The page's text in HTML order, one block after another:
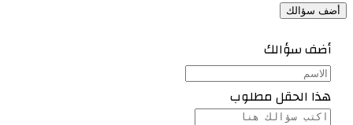
أضف سؤالك
أضف سؤالك
هذا الحقل مطلوب